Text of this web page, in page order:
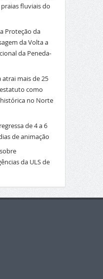
fluviais do
Proteção da
da Volta a
da Peneda-
atrai mais de 25
como
no Norte
de 4 a 6
de animação
da ULS de